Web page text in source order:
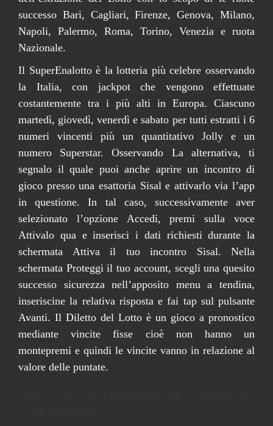
successo Bari, Cagliari, Firenze, Genova, Milano,
Napoli, Palermo, Roma, Torino, Venezia e ruota
Nazionale.
Il SuperEnalotto è la lotteria più celebre osservando
la Italia, con jackpot che vengono effettuate
costantemente tra i più alti in Europa. Ciascuno
martedì, giovedì, venerdì e sabato per tutti estratti i 6
numeri vincenti più un quantitativo Jolly e un
numero Superstar. Osservando La alternativa, ti
segnalo il quale puoi anche aprire un incontro di
gioco presso una esattoria Sisal e attivarlo via l’app
in questione. In tal caso, successivamente aver
selezionato l’opzione Accedi, premi sulla voce
Attivalo qua e inserisci i dati richiesti durante la
schermata Attiva il tuo incontro Sisal. Nella
schermata Proteggi il tuo account, scegli una quesito
successo sicurezza nell’apposito menu a tendina,
inseriscine la relativa risposta e fai tap sul pulsante
Avanti. Il Diletto del Lotto è un gioco a pronostico
mediante vincite fisse cioè non hanno un
montepremi e quindi le vincite vanno in relazione al
valore delle puntate.